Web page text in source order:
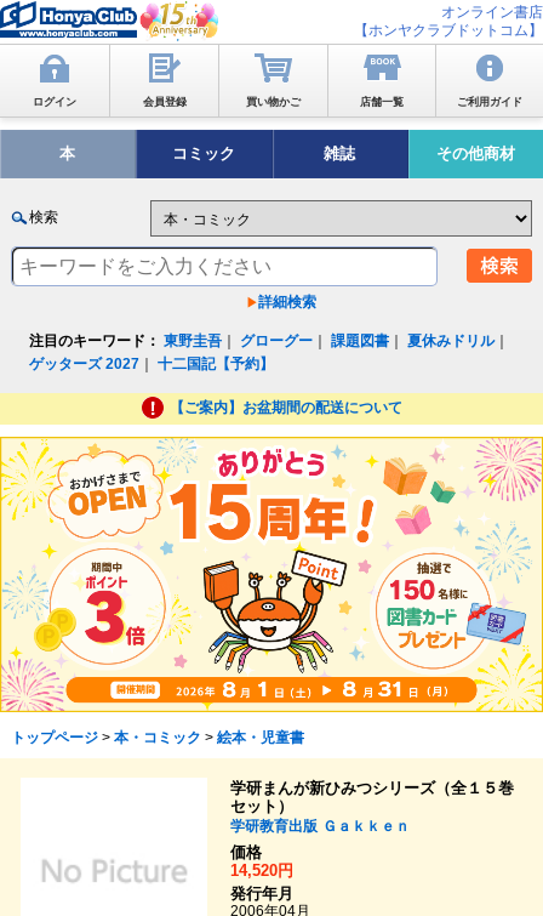
オンライン書店
【ホンヤクラブドットコム】
ログイン 会員登録 買い物かご 店舗一覧 ご利用ガイド
本 コミック 雑誌 その他商材
検索
詳細検索
注目のキーワード： 東野圭吾 グローグー ｜課題図書 ｜夏休みドリル｜
ゲッターズ 2027 ｜十二国記【予約】
【ご案内】お盆期間の配送について
トップページ> 本・コミック > 絵本・児童書
学研まんが新ひみつシリーズ（全１５巻
セット）
学研教育出版 Ｇａｋｋｅｎ
価格
14,520円
発行年月
2006年04月